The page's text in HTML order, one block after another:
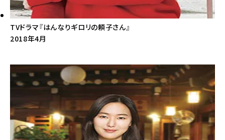
TVドラマ『はんなりギロリの頼子さん』
2018年4月